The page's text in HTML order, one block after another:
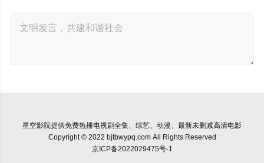
星空影院提供免费热播电视剧全集、综艺、动漫、最新未删减高清电影
Copyright © 2022 bjtbwypq.com All Rights Reserved
京ICP备2022029475号-1